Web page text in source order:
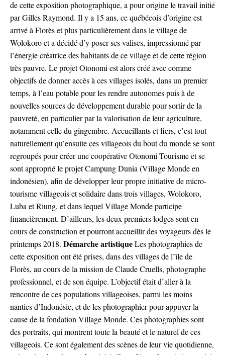
de cette exposition photographique, a pour origine le travail initié
par Gilles Raymond. Il y a 15 ans, ce québécois d’origine est
arrivé à Florès et plus particulièrement dans le village de
Wolokoro et a décidé d’y poser ses valises, impressionné par
l’énergie créatrice des habitants de ce village et de cette région
très pauvre. Le projetOtonomi est alors créé avec comme
objectifs de donner accès à ces villages isolés, dans un premier
temps, à l’eau potablepour les rendre autonomes puis à de
nouvelles sources de développement durable pour sortir de la
pauvreté, en particulier par la valorisation de leur agriculture,
notamment celle du gingembre. Accueillants et fiers, c’est tout
naturellement qu’ensuite ces villageois du bout du monde se sont
regroupés pour créer une coopérativeOtonomi Tourismeet se
sont approprié le projetCampung Dunia (Village Mondeen
indonésien), afin de développer leur propre initiative de micro-
tourisme villageois et solidaire dans trois villages, Wolokoro,
Luba et Riung, et dans lequel Village Mondeparticipe
financièrement. D’ailleurs, les deux premiers lodges sont en
cours de construction et pourront accueillir des voyageurs dès le
printemps 2018. Démarche artistiqueLes photographies de
cette exposition ont été prises, dans des villages de l’île de
Florès, au cours de la mission de Claude Cruells, photographe
professionnel, et de son équipe. L’objectif était d’aller à la
rencontre de ces populations villageoises, parmi les moins
nanties d’Indonésie, et de les photographier pour appuyer la
cause de la fondation Village Monde. Ces photographies sont
des portraits, qui montrent toute la beauté et le naturel de ces
villageois. Ce sont également des scènes de leur vie quotidienne,